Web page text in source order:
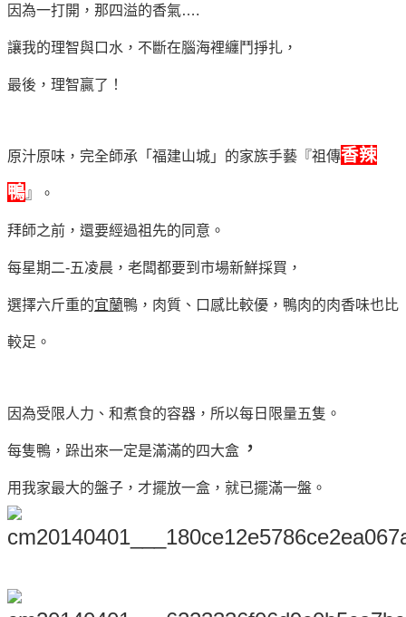
因為一打開，那四溢的香氣….
讓我的理智與口水，不斷在腦海裡纏鬥掙扎，
最後，理智贏了！
原汁原味，完全師承「福建山城」的家族手藝『祖傳香辣
鴨』。
拜師之前，還要經過祖先的同意。
每星期二-五凌晨，老闆都要到市場新鮮採買，
選擇六斤重的宜蘭鴨，肉質、口感比較優，鴨肉的肉香味也比
較足。
因為受限人力、和煮食的容器，所以每日限量五隻。
每隻鴨，跺出來一定是滿滿的四大盒 ，
用我家最大的盤子，才擺放一盒，就已擺滿一盤。